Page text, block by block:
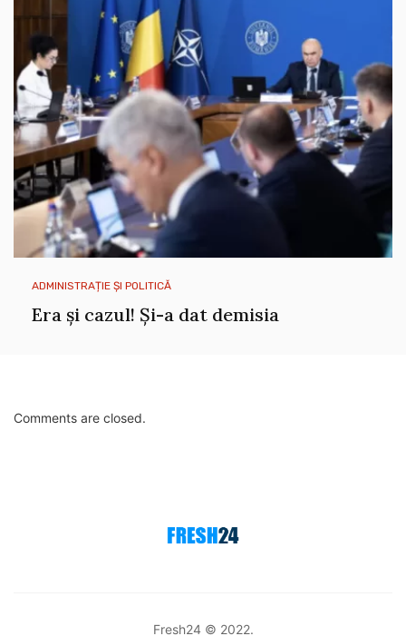
ADMINISTRAȚIE ȘI POLITICĂ
Era și cazul! Și-a dat demisia
Comments are closed.
Fresh24 © 2022.